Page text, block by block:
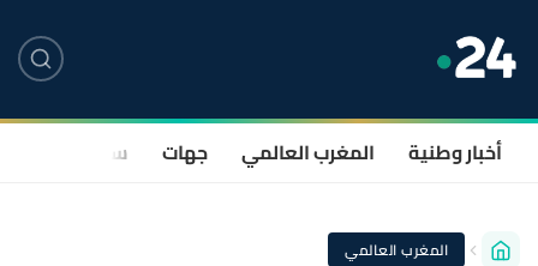
أخبار وطنية المغرب العالمي جهات سياسة
المغرب العالمي